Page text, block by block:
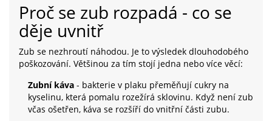
Proč se zub rozpadá - co se
děje uvnitř
Zub se nezhroutí náhodou. Je to výsledek dlouhodobého
poškozování. Většinou za tím stojí jedna nebo více věcí:
Zubní káva - bakterie v plaku přeměňují cukry na
kyselinu, která pomalu rozežírá sklovinu. Když není zub
včas ošetřen, káva se rozšíří do vnitřní části zubu.